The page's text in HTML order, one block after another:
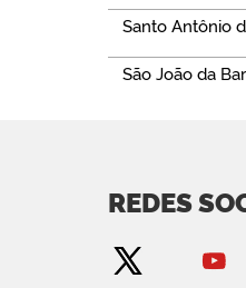
Santo Antônio
São João da
REDES